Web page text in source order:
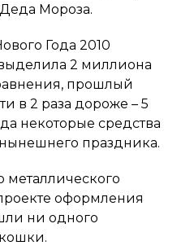
Мороза.
Года 2010
2 миллиона
прошлый
в 2 раза дороже – 5
некоторые средства
праздника.
металлического
оформления
ни одного